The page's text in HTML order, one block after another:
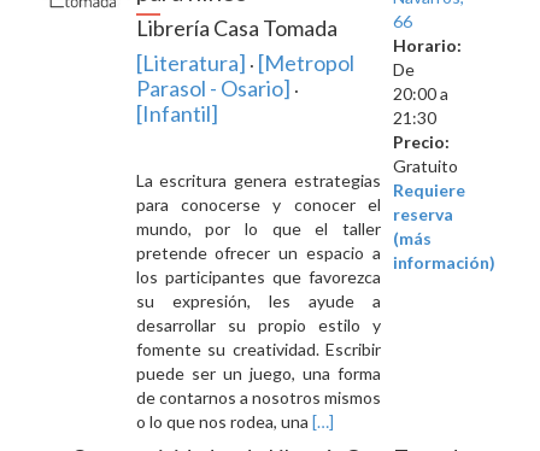
Librería Casa Tomada
[Literatura] · [Metropol
Parasol - Osario] ·
[Infantil]
La escritura genera estrategias
para conocerse y conocer el
mundo, por lo que el taller
pretende ofrecer un espacio a
los participantes que favorezca
su expresión, les ayude a
desarrollar su propio estilo y
fomente su creatividad. Escribir
puede ser un juego, una forma
de contarnos a nosotros mismos
o lo que nos rodea, una Leer
[…]
66
Horario:
De
20:00 a
21:30
Precio:
Gratuito
Requiere
reserva
(más
información)